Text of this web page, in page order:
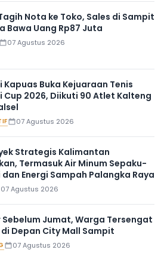
Nota ke Toko, Sales di Sampit
Bawa Uang Rp87 Juta
07 Agustus 2026
Kapuas Buka Kejuaraan Tenis
Cup 2026, Diikuti 90 Atlet Kalteng
07 Agustus 2026
Strategis Kalimantan
Termasuk Air Minum Sepaku-
dan Energi Sampah Palangka Raya
07 Agustus 2026
Sebelum Jumat, Warga Tersengat
Depan City Mall Sampit
07 Agustus 2026